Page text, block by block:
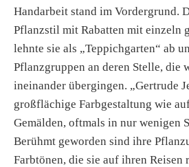
Handarbeit stand im Vordergrund.
Pflanzstil mit Rabatten mit einzeln
lehnte sie als „Teppichgarten“ ab
Pflanzgruppen an deren Stelle, die
ineinander übergingen. „Gertrude
großflächige Farbgestaltung wie
Gemälden, oftmals in nur wenigen
Berühmt geworden sind ihre
Farbtönen, die sie auf ihren Reisen